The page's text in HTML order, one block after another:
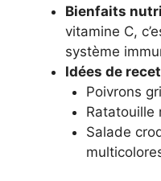
Bienfaits
vitamine C,
système
Idées de
Poivrons
Ratatouille
Salade